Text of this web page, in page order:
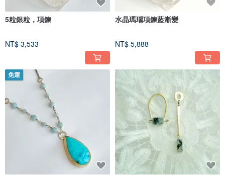
5粒銀粒，項鍊
NT$ 3,533
水晶瑪瑙項鍊藍漸變
NT$ 5,888
免運